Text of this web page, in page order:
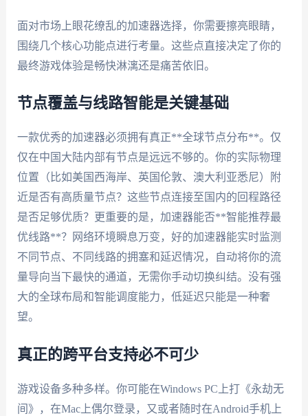
面对市场上眼花缭乱的加速器选择，你需要擦亮眼睛，
围绕几个核心功能点进行考量。这些点直接决定了你的
最终游戏体验是畅快淋漓还是痛苦依旧。
节点覆盖与线路智能是关键基础
一款优秀的加速器必须拥有真正**全球节点分布**。仅
仅在中国大陆内部有节点是远远不够的。你的实际物理
位置（比如美国西海岸、英国伦敦、澳大利亚悉尼）附
近是否有高质量节点？这些节点连接至国内的回程路径
是否足够优质？更重要的是，加速器能否**智能推荐最
优线路**？网络环境瞬息万变，好的加速器能实时监测
不同节点、不同线路的拥塞和延迟情况，自动将你的流
量导向当下最快的通道，无需你手动切换纠结。没有强
大的全球布局和智能调度能力，低延迟只能是一种奢
望。
真正的跨平台支持必不可少
游戏设备多种多样。你可能在Windows PC上打《永劫无
间》，在Mac上偶尔登录，又或者随时在Android手机上